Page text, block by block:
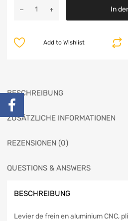
In
Add to Wishlist
BESCHREIBUNG
ZUSÄTZLICHE INFORMATIONEN
REZENSIONEN (0)
QUESTIONS & ANSWERS
BESCHREIBUNG
Levier de frein en aluminium CNC,